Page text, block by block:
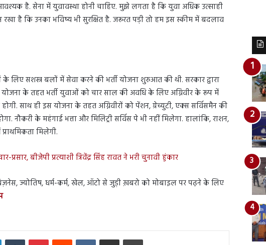
आवश्यक है. सेना में युवावस्था होनी चाहिए. मुझे लगता है कि युवा अधिक उत्साही
है कि उनका भविष्य भी सुरक्षित है. जरूरत पड़ी तो हम इस स्कीम में बदलाव
सशस्त्र बलों में सेवा करने की भर्ती योजना शुरुआत की थी. सरकार द्वारा
के तहत भर्ती युवाओं को चार साल की अवधि के लिए अग्निवीर के रूप में
साथ ही इस योजना के तहत अग्निवीरों को पेंशन, ग्रेच्युटी, एक्स सर्विसमैन की
नौकरी के महंगाई भत्ता और मिलिट्री सर्विस पे भी नहीं मिलेगा. हालांकि, राशन,
मिलेगी.
बीजेपी प्रत्याशी त्रिवेंद्र सिंह रावत ने भरी चुनावी हुंकार
ज्योतिष, धर्म-कर्म, खेल, ऑटो से जुड़ी ख़बरो को मोबाइल पर पढ़ने के लिए
LinkedInTumblr PinterestReddit VKontakteShare via Email Print